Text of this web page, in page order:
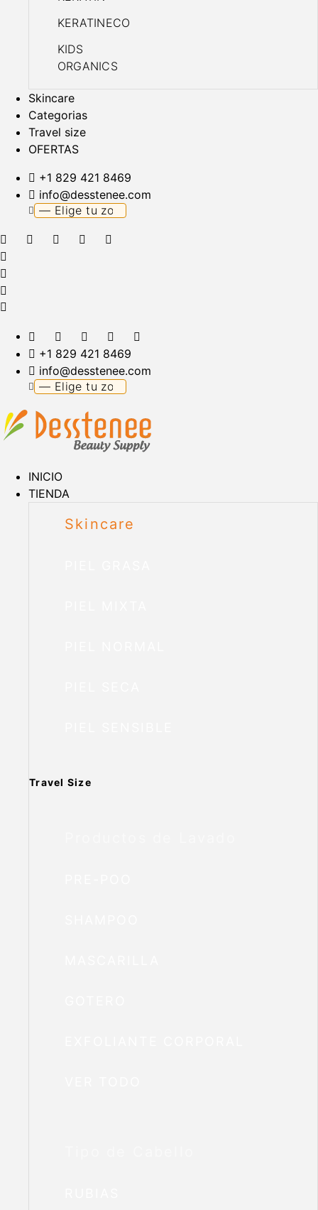
KERATINECO
KIDS
ORGANICS
Skincare
Categorias
Travel size
OFERTAS
+1 829 421 8469
info@desstenee.com
+1 829 421 8469
info@desstenee.com
INICIO
TIENDA
Skincare
Travel Size